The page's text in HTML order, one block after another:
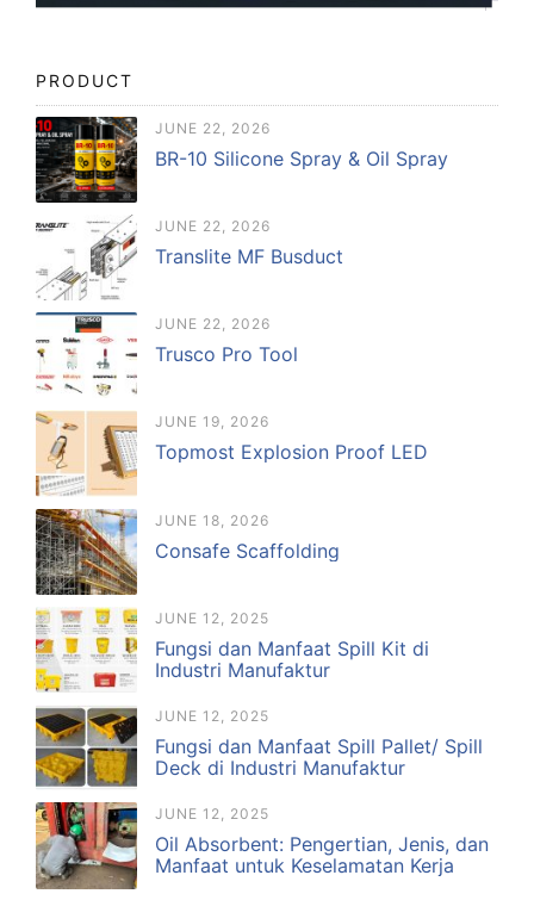
PRODUCT
JUNE 22, 2026
BR-10 Silicone Spray & Oil Spray
JUNE 22, 2026
Translite MF Busduct
JUNE 22, 2026
Trusco Pro Tool
JUNE 19, 2026
Topmost Explosion Proof LED
JUNE 18, 2026
Consafe Scaffolding
JUNE 12, 2025
Fungsi dan Manfaat Spill Kit di
Industri Manufaktur
JUNE 12, 2025
Fungsi dan Manfaat Spill Pallet/ Spill
Deck di Industri Manufaktur
JUNE 12, 2025
Oil Absorbent: Pengertian, Jenis, dan
Manfaat untuk Keselamatan Kerja